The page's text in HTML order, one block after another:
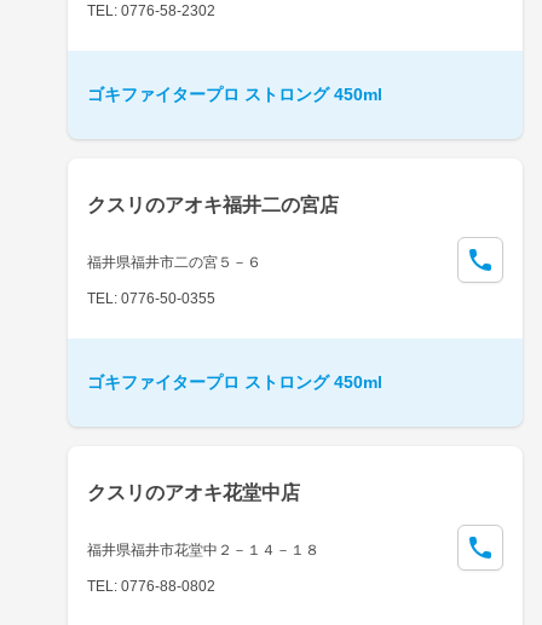
TEL: 0776-58-2302
ゴキファイタープロ ストロング 450ml
クスリのアオキ福井二の宮店
福井県福井市二の宮５－６
TEL: 0776-50-0355
ゴキファイタープロ ストロング 450ml
クスリのアオキ花堂中店
福井県福井市花堂中２－１４－１８
TEL: 0776-88-0802